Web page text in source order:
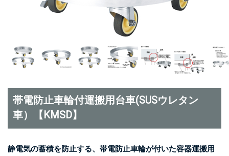
帯電防止車輪付運搬用台車(SUSウレタン
車）【KMSD】
静電気の蓄積を防止する、帯電防止車輪が付いた容器運搬用